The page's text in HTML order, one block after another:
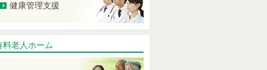
健康管理支援
料老人ホーム